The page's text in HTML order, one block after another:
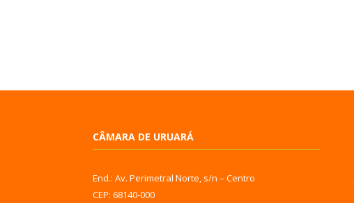
CÂMARA DE URUARÁ
End.: Av. Perimetral Norte, s/n – Centro
CEP: 68140-000